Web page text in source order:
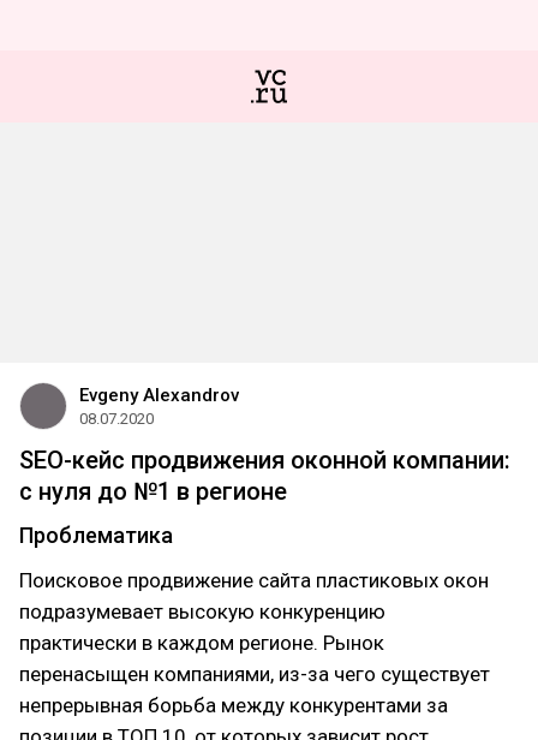
Evgeny Alexandrov
08.07.2020
SEO-кейс продвижения оконной компании:
с нуля до №1 в регионе
Проблематика
Поисковое продвижение сайта пластиковых окон
подразумевает высокую конкуренцию
практически в каждом регионе. Рынок
перенасыщен компаниями, из-за чего существует
непрерывная борьба между конкурентами за